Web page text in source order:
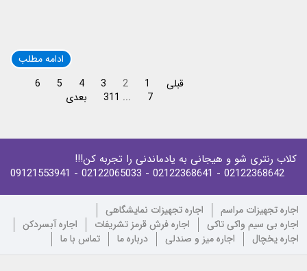
ادامه مطلب
قبلی
1
2
3
4
5
6
7
...
311 بعدی
کلاب رنتری شو و هیجانی به یادماندنی را تجربه کن!!!
02122368642
- 02122368641
- 02122065033
- 09121553941
اجاره تجهیزات مراسم
اجاره تجهیزات نمایشگاهی
اجاره بی سیم واکی تاکی
اجاره فرش قرمز تشریفات
اجاره آبسردکن
اجاره یخچال
اجاره میز و صندلی درباره ما تماس با ما